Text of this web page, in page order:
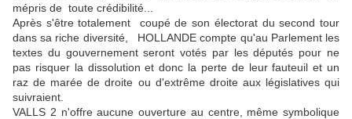
mépris de toute crédibilité...
Après s'être totalement coupé de son électorat du second tour
dans sa riche diversité, HOLLANDE compte qu'au Parlement les
textes du gouvernement seront votés par les députés pour ne
pas risquer la dissolution et donc la perte de leur fauteuil et un
raz de marée de droite ou d'extrême droite aux législatives qui
suivraient.
VALLS 2 n'offre aucune ouverture au centre, même symbolique